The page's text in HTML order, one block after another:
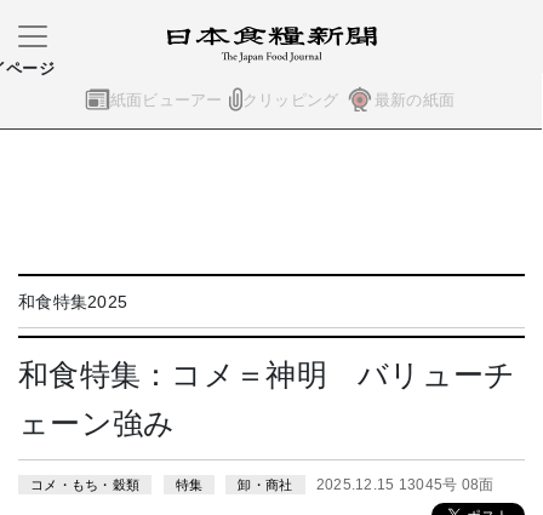
紙面ビューアー クリッピング 最新の紙面
ページ
和食特集2025
和食特集：コメ＝神明 バリューチ
ェーン強み
コメ・もち・穀類 特集 卸・商社 2025.12.15 13045号 08面